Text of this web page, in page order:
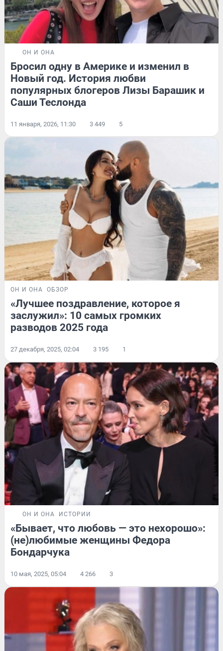
ОН И ОНА
Бросил одну в Америке и изменил в
Новый год. История любви
популярных блогеров Лизы Барашик и
Саши Теслонда
11 января, 2026, 11:30 3 449 5
ОН И ОНА ОБЗОР
«Лучшее поздравление, которое я
заслужил»: 10 самых громких
разводов 2025 года
27 декабря, 2025, 02:04 3 195 1
ОН И ОНА ИСТОРИИ
«Бывает, что любовь — это нехорошо»:
(не)любимые женщины Федора
Бондарчука
10 мая, 2025, 05:04 4 266 3